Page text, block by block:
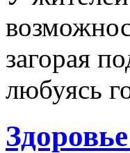
загорая
любуясь